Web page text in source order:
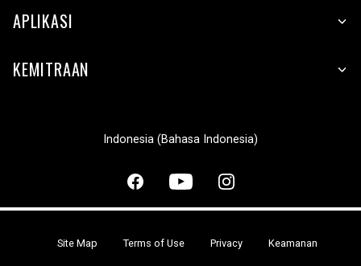
APLIKASI
KEMITRAAN
Indonesia (Bahasa Indonesia)
Site Map Terms of Use Privacy Keamanan